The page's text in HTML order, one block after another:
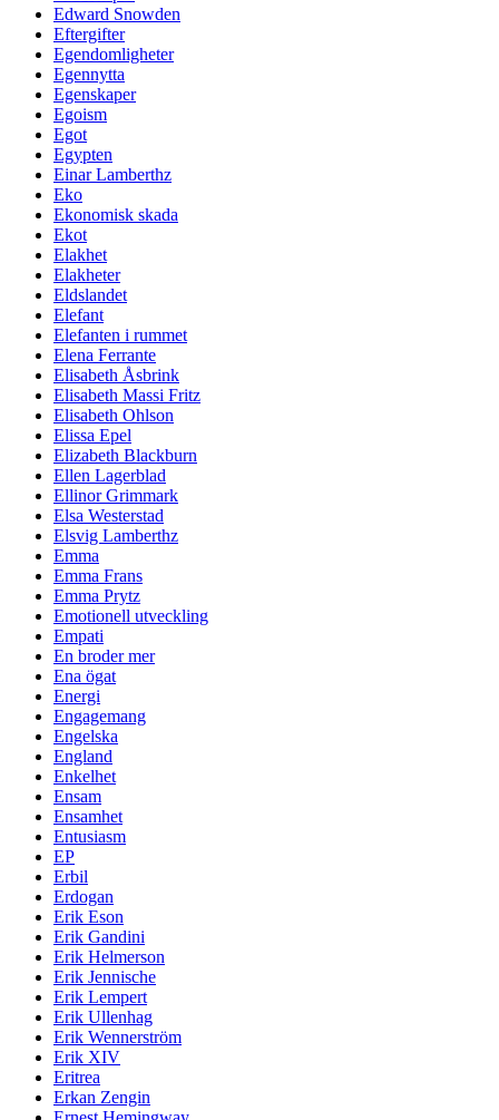
Edward Snowden
Eftergifter
Egendomligheter
Egennytta
Egenskaper
Egoism
Egot
Egypten
Einar Lamberthz
Eko
Ekonomisk skada
Ekot
Elakhet
Elakheter
Eldslandet
Elefant
Elefanten i rummet
Elena Ferrante
Elisabeth Åsbrink
Elisabeth Massi Fritz
Elisabeth Ohlson
Elissa Epel
Elizabeth Blackburn
Ellen Lagerblad
Ellinor Grimmark
Elsa Westerstad
Elsvig Lamberthz
Emma
Emma Frans
Emma Prytz
Emotionell utveckling
Empati
En broder mer
Ena ögat
Energi
Engagemang
Engelska
England
Enkelhet
Ensam
Ensamhet
Entusiasm
EP
Erbil
Erdogan
Erik Eson
Erik Gandini
Erik Helmerson
Erik Jennische
Erik Lempert
Erik Ullenhag
Erik Wennerström
Erik XIV
Eritrea
Erkan Zengin